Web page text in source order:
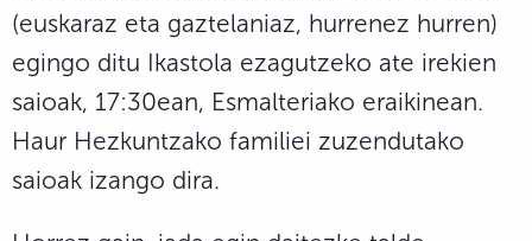
(euskaraz eta gaztelaniaz, hurrenez hurren)
egingo ditu Ikastola ezagutzeko ate irekien
saioak, 17:30ean, Esmalteriako eraikinean.
Haur Hezkuntzako familiei zuzendutako
saioak izango dira.